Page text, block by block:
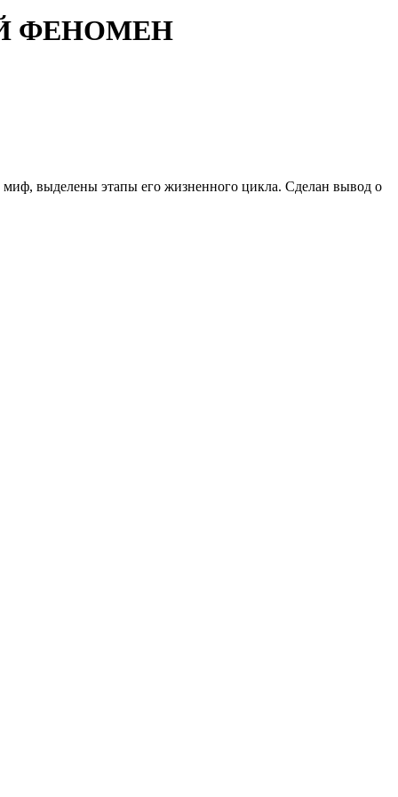
ФЕНОМЕН
миф, выделены этапы его жизненного цикла. Сделан вывод о